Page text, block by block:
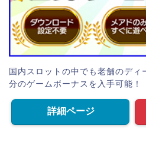
国内スロットの中でも老舗のデ
分のゲームボーナスを入手可能！
詳細ページ